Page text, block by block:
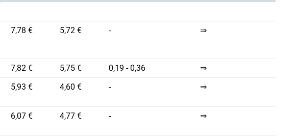
7,78 € 5,72 € -
⇒
7,82 € 5,75 € 0,19 - 0,36
⇒
5,93 € 4,60 € - ⇒
6,07 € 4,77 € - ⇒